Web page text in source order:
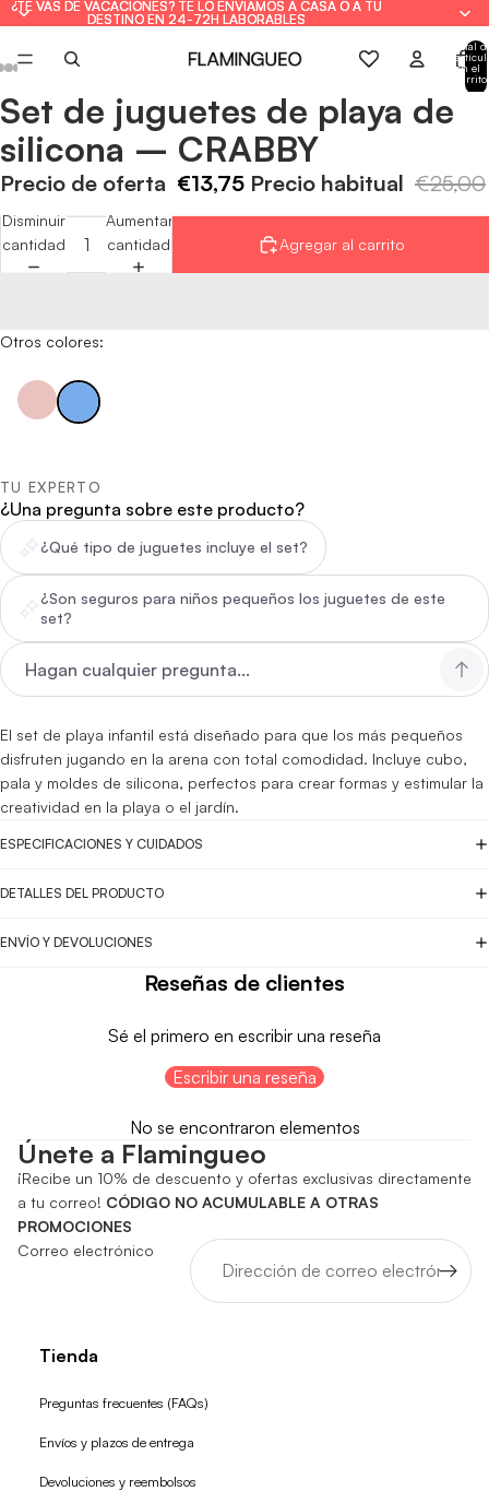
¿TE VAS DE VACACIONES? TE LO ENVIAMOS A CASA O A TU
DESTINO EN 24-72H LABORABLES
¿TE VAS DE VACACIONES? TE LO ENVIAMOS A CASA O A TU
DESTINO EN 24-72H LABORABLES
Total
en el
carrito:
Abrir
imagen
a
pantalla
Abrir
imagen
a
pantalla
Abrir
imagen
a
pantalla
Abrir
imagen
a
pantalla
Abrir
imagen
a
pantalla
Abrir
imagen
a
pantalla
Abrir
imagen
a
pantalla
Set de juguetes de playa de
silicona – CRABBY
Precio de oferta €13,75 Precio habitual €25,00
Disminuir
cantidad
Aumentar
cantidad
Agregar al carrito
Otros colores:
TU EXPERTO
¿Una pregunta sobre este producto?
¿Qué tipo de juguetes incluye el set?
¿Son seguros para niños pequeños los juguetes de este
set?
El set de playa infantil está diseñado para que los más pequeños
disfruten jugando en la arena con total comodidad. Incluye cubo,
pala y moldes de silicona, perfectos para crear formas y estimular la
creatividad en la playa o el jardín.
ESPECIFICACIONES Y CUIDADOS
DETALLES DEL PRODUCTO
ENVÍO Y DEVOLUCIONES
Reseñas de clientes
Sé el primero en escribir una reseña
Escribir una reseña
No se encontraron elementos
Únete a Flamingueo
¡Recibe un 10% de descuento y ofertas exclusivas directamente
a tu correo! CÓDIGO NO ACUMULABLE A OTRAS
PROMOCIONES
Correo electrónico
Tienda
Preguntas frecuentes (FAQs)
Envíos y plazos de entrega
Devoluciones y reembolsos